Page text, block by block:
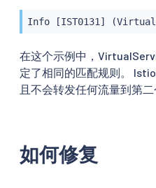
Info [IST0131]
在这个示例中，
定了相同的匹配规则。
且不会转发任何流量到第二
如何修复